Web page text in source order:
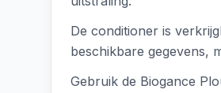
De conditioner is
beschikbare gegevens,
Gebruik de Biogance